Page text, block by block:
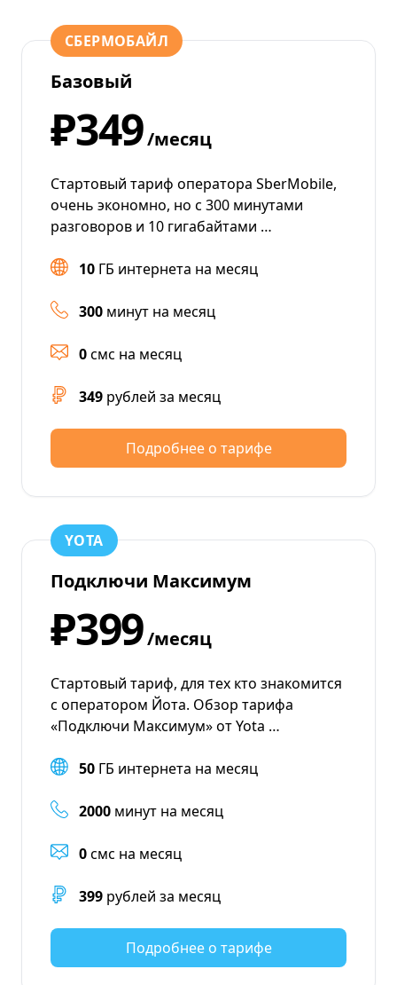
СБЕРМОБАЙЛ
Базовый
₽349/месяц
Стартовый тариф оператора SberMobile,
очень экономно, но с 300 минутами
разговоров и 10 гигабайтами …
10 ГБ интернета на месяц
300 минут на месяц
0смс на месяц
349 рублей за месяц
Подробнее о тарифе
YOTA
Подключи Максимум
₽399/месяц
Стартовый тариф, для тех кто знакомится
с оператором Йота. Обзор тарифа
«Подключи Максимум» от Yota …
50 ГБ интернета на месяц
2000 минут на месяц
0смс на месяц
399 рублей за месяц
Подробнее о тарифе